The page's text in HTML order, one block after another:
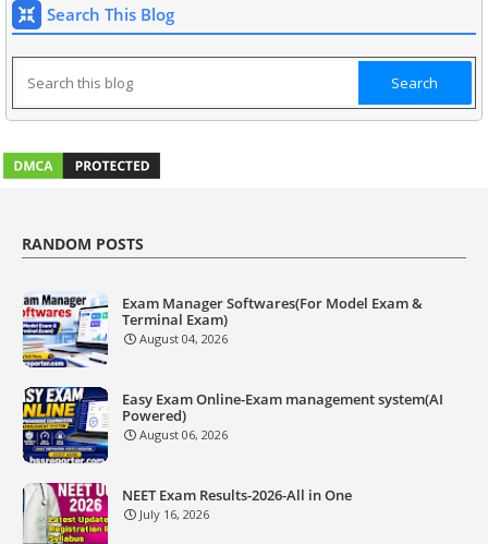
Search This Blog
RANDOM POSTS
Exam Manager Softwares(For Model Exam &
Terminal Exam)
August 04, 2026
Easy Exam Online-Exam management system(AI
Powered)
August 06, 2026
NEET Exam Results-2026-All in One
July 16, 2026